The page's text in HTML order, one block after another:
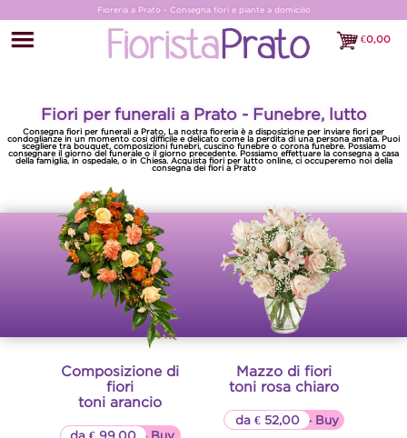
Fioreria a Prato - Consegna fiori e piante a domicilio
€0,00
€0,00
Fiori per funerali a Prato - Funebre, lutto
Consegna fiori per funerali a Prato, La nostra fioreria è a disposizione per inviare fiori per
condoglianze in un momento cosi difficile e delicato come la perdita di una persona amata. Puoi
scegliere tra bouquet, composizioni funebri, cuscino funebre o corona funebre. Possiamo
consegnare il giorno del funerale o il giorno precedente. Possiamo effettuare la consegna a casa
della famiglia, in ospedale, o in Chiesa. Acquista fiori per lutto online, ci occuperemo noi della
consegna dei fiori a Prato
Composizione di
fiori
toni arancio
▷▷ Buy
da € 99,00
Mazzo di fiori
toni rosa chiaro
▷▷ Buy
da € 52,00